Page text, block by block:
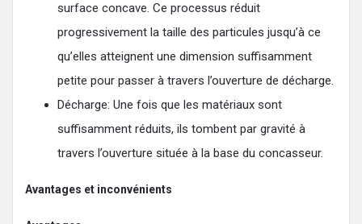
surface concave. Ce processus réduit
progressivement la taille des particules jusqu’à ce
qu’elles atteignent une dimension suffisamment
petite pour passer à travers l’ouverture de décharge.
Décharge: Une fois que les matériaux sont
suffisamment réduits, ils tombent par gravité à
travers l’ouverture située à la base du concasseur.
Avantages et inconvénients